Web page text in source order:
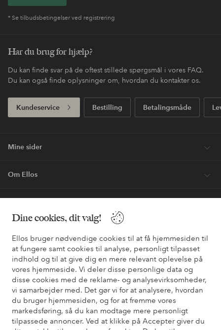
Dine cookies, dit valg!
Ellos bruger nødvendige cookies til at få hjemmesiden til
at fungere samt cookies til analyse, personligt tilpasset
indhold og til at give dig en mere relevant oplevelse på
vores hjemmeside. Vi deler disse personlige data og
disse cookies med de reklame- og analysevirksomheder,
vi samarbejder med. Det gør vi for at analysere, hvordan
du bruger hjemmesiden, og for at fremme vores
markedsføring, så du kan modtage mere personligt
tilpassede annoncer. Ved at klikke på Accepter giver du
* Se tilbudsbetingelser ved registrering
Har du brug for hjælp?
Du kan finde svar på de oftest stillede spørgsmål i vores FAQ.
Du kan også finde oplysninger om, hvordan du kontakter os.
Kundeservice Bestilling Betalingsmåde
Mine sider
Om Ellos
Venner
Sikre betalinger - betal nu eller del op
Vil du vide mere om vores betalingsmuligheder?